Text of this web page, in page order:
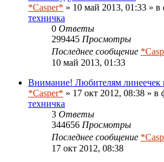
*Casper* » 10 май 2013, 01:33 » в
техничка
0 Ответы
299445 Просмотры
Последнее сообщение
10 май 2013, 01:33
Внимание! Любителям линеечек
*Casper* » 17 окт 2012, 08:38 » в
техничка
3 Ответы
344656 Просмотры
Последнее сообщение
17 окт 2012, 08:38